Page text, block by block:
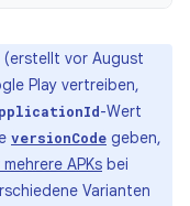
(erstellt vor August
Play vertreiben,
-Wert
versionCode geben,
APKs bei
Varianten